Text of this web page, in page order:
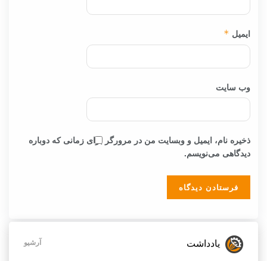
ایمیل *
وب‌ سایت
ذخیره نام، ایمیل و وبسایت من در مرورگر برای زمانی که دوباره
دیدگاهی می‌نویسم.
یادداشت آرشیو